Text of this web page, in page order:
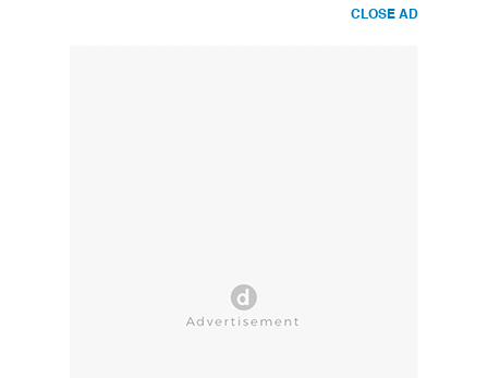
CLOSE AD